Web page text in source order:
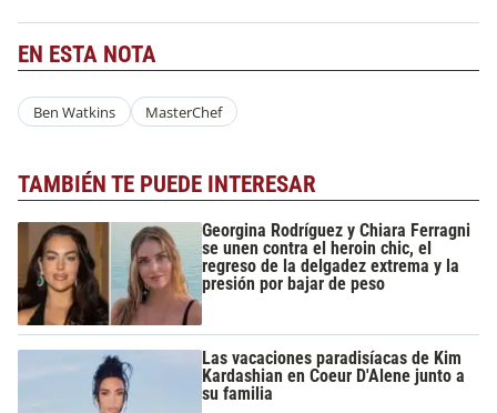
EN ESTA NOTA
Ben Watkins MasterChef
TAMBIÉN TE PUEDE INTERESAR
Georgina Rodríguez y Chiara Ferragni
se unen contra el heroin chic, el
regreso de la delgadez extrema y la
presión por bajar de peso
Las vacaciones paradisíacas de Kim
Kardashian en Coeur D'Alene junto a
su familia